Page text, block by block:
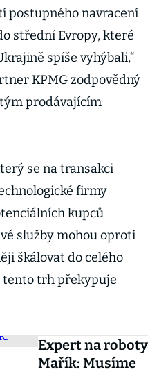
postupného navracení
střední Evropy, které
spíše vyhýbali,“
KPMG zodpovědný
prodávajícím
se na transakci
firmy
kupců
služby mohou oproti
škálovat do celého
tento trh překypuje
Expert na roboty
Mařík: Musíme